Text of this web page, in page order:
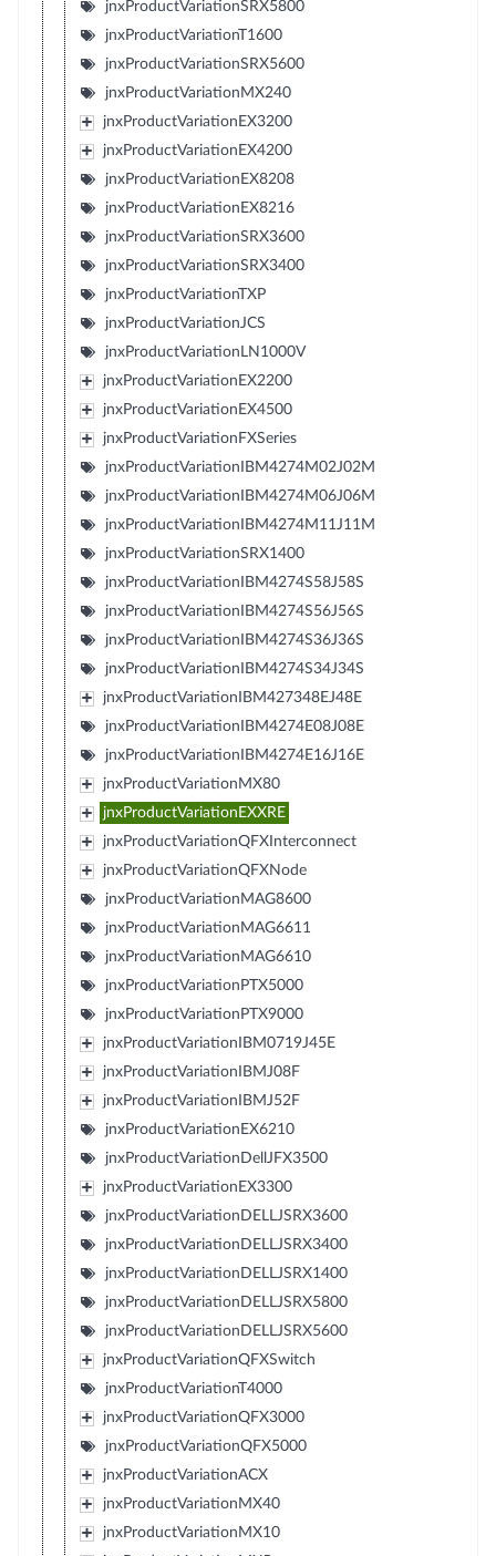
jnxProductVariationSRX5800
jnxProductVariationT1600
jnxProductVariationSRX5600
jnxProductVariationMX240
jnxProductVariationEX3200
jnxProductVariationEX4200
jnxProductVariationEX8208
jnxProductVariationEX8216
jnxProductVariationSRX3600
jnxProductVariationSRX3400
jnxProductVariationTXP
jnxProductVariationJCS
jnxProductVariationLN1000V
jnxProductVariationEX2200
jnxProductVariationEX4500
jnxProductVariationFXSeries
jnxProductVariationIBM4274M02J02M
jnxProductVariationIBM4274M06J06M
jnxProductVariationIBM4274M11J11M
jnxProductVariationSRX1400
jnxProductVariationIBM4274S58J58S
jnxProductVariationIBM4274S56J56S
jnxProductVariationIBM4274S36J36S
jnxProductVariationIBM4274S34J34S
jnxProductVariationIBM427348EJ48E
jnxProductVariationIBM4274E08J08E
jnxProductVariationIBM4274E16J16E
jnxProductVariationMX80
jnxProductVariationEXXRE
jnxProductVariationQFXInterconnect
jnxProductVariationQFXNode
jnxProductVariationMAG8600
jnxProductVariationMAG6611
jnxProductVariationMAG6610
jnxProductVariationPTX5000
jnxProductVariationPTX9000
jnxProductVariationIBM0719J45E
jnxProductVariationIBMJ08F
jnxProductVariationIBMJ52F
jnxProductVariationEX6210
jnxProductVariationDellJFX3500
jnxProductVariationEX3300
jnxProductVariationDELLJSRX3600
jnxProductVariationDELLJSRX3400
jnxProductVariationDELLJSRX1400
jnxProductVariationDELLJSRX5800
jnxProductVariationDELLJSRX5600
jnxProductVariationQFXSwitch
jnxProductVariationT4000
jnxProductVariationQFX3000
jnxProductVariationQFX5000
jnxProductVariationACX
jnxProductVariationMX40
jnxProductVariationMX10